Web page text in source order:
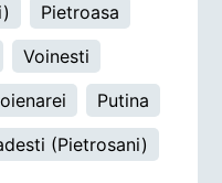
Pietroasa
Voinesti
Putina
(Pietrosani)